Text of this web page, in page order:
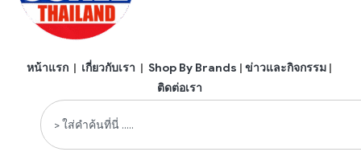
หน้าแรก | เกี่ยวกับเรา | Shop By Brands | ข่าวและกิจกรรม |
ติดต่อเรา